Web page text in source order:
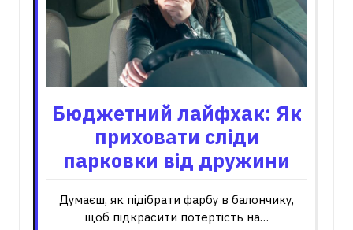
Бюджетний лайфхак: Як
приховати сліди
парковки від дружини
Думаєш, як підібрати фарбу в балончику,
щоб підкрасити потертість на…